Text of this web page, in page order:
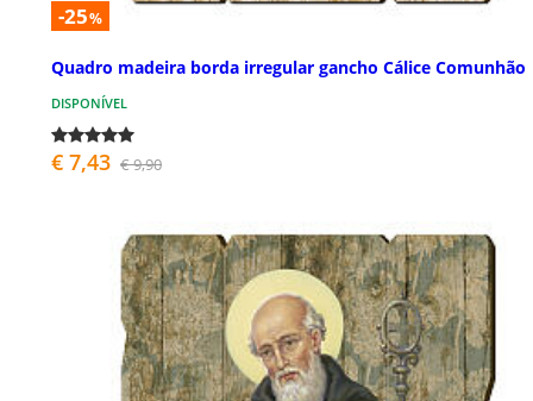
-25%
Quadro madeira borda irregular gancho Cálice Comunhão
DISPONÍVEL
€ 7,43 € 9,90